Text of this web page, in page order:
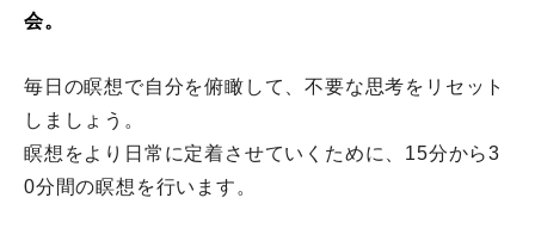
会。
毎日の瞑想で自分を俯瞰して、不要な思考をリセット
しましょう。
瞑想をより日常に定着させていくために、 15分から3
0分間の瞑想を行います。